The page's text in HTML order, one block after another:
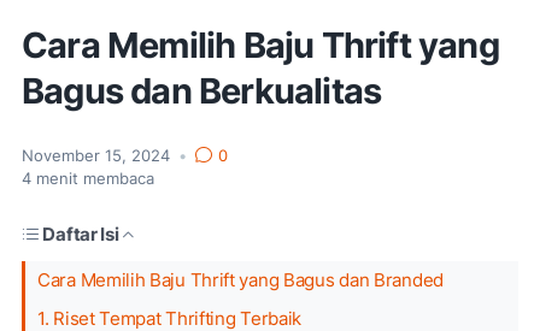
Cara Memilih Baju Thrift yang
Bagus dan Berkualitas
November 15, 2024 •
0
4 menit membaca
Daftar Isi
Cara Memilih Baju Thrift yang Bagus dan Branded
1. Riset Tempat Thrifting Terbaik